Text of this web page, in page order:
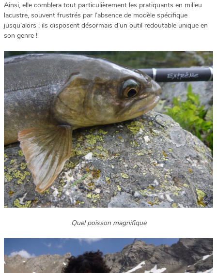
Ainsi, elle comblera tout particulièrement les pratiquants en milieu
lacustre, souvent frustrés par l’absence de modèle spécifique
jusqu’alors ; ils disposent désormais d’un outil redoutable unique en
son genre !
Quel poisson magnifique